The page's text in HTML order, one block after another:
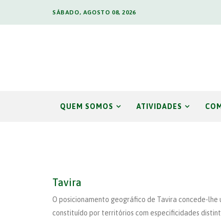
SÁBADO, AGOSTO 08, 2026
QUEM SOMOS ATIVIDADES
Tavira
O posicionamento geográfico de Tavira concede-
constituído por territórios com especificidades